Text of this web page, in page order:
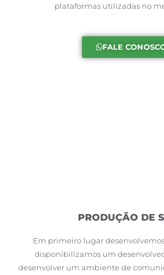
plataformas utilizadas no
FALE
PRODUÇÃO DE
Em primeiro lugar
disponibilizamos um
desenvolver um ambiente de